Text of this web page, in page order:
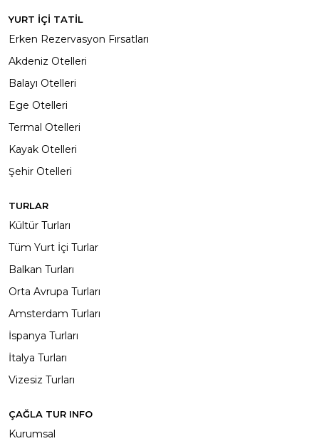
YURT İÇİ TATİL
Erken Rezervasyon Fırsatları
Akdeniz Otelleri
Balayı Otelleri
Ege Otelleri
Termal Otelleri
Kayak Otelleri
Şehir Otelleri
TURLAR
Kültür Turları
Tüm Yurt İçi Turlar
Balkan Turları
Orta Avrupa Turları
Amsterdam Turları
İspanya Turları
İtalya Turları
Vizesiz Turları
ÇAĞLA TUR INFO
Kurumsal